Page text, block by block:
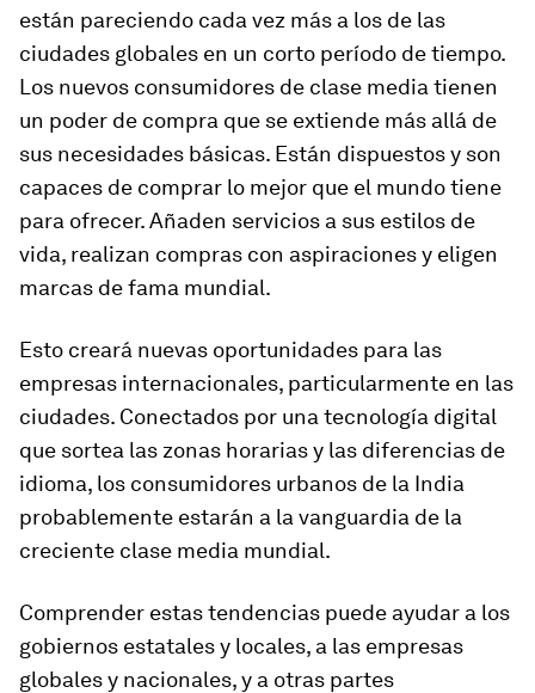
están pareciendo cada vez más a los de las
ciudades globales en un corto período de tiempo.
Los nuevos consumidores de clase media tienen
un poder de compra que se extiende más allá de
sus necesidades básicas. Están dispuestos y son
capaces de comprar lo mejor que el mundo tiene
para ofrecer. Añaden servicios a sus estilos de
vida, realizan compras con aspiraciones y eligen
marcas de fama mundial.
Esto creará nuevas oportunidades para las
empresas internacionales, particularmente en las
ciudades. Conectados por una tecnología digital
que sortea las zonas horarias y las diferencias de
idioma, los consumidores urbanos de la India
probablemente estarán a la vanguardia de la
creciente clase media mundial.
Comprender estas tendencias puede ayudar a los
gobiernos estatales y locales, a las empresas
globales y nacionales, y a otras partes